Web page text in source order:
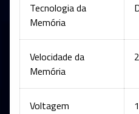
Tecnologia da
Memória
Velocidade da
Memória
Voltagem